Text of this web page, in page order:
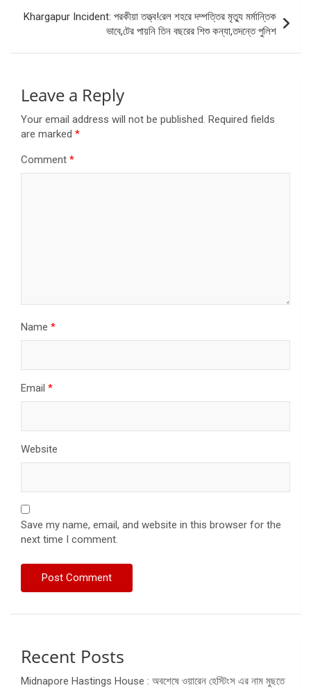
Khargapur Incident: পরকীয়া তত্ত্ব!রেল শহরে দম্পত্তির মৃত্যু মর্মান্তিক
ভাবে,টের পায়নি তিন বছরের শিশু কন্যা,তদন্তে পুলিশ
Leave a Reply
Your email address will not be published. Required fields
are marked *
Comment *
Name *
Email *
Website
Save my name, email, and website in this browser for the
next time I comment.
Recent Posts
Midnapore Hastings House : অবশেষে ওয়ারেন হেস্টিংস এর নাম মুছতে